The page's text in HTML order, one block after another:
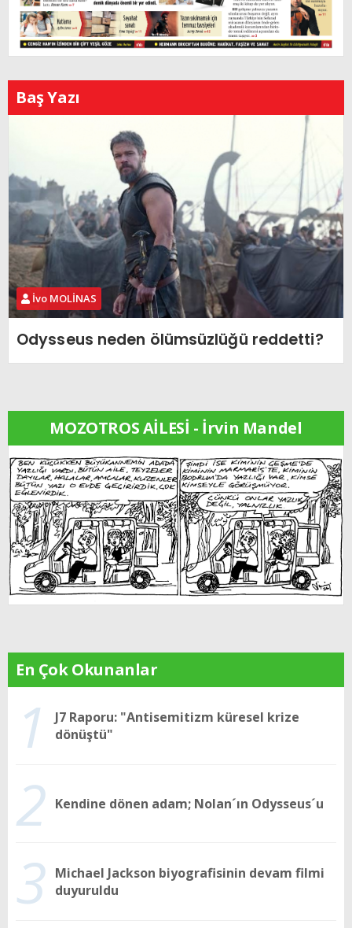
Baş Yazı
İvo MOLİNAS
Odysseus neden ölümsüzlüğü reddetti?
MOZOTROS AİLESİ - İrvin Mandel
En Çok Okunanlar
1
J7 Raporu: "Antisemitizm küresel krize
dönüştü"
2 Kendine dönen adam; Nolan´ın Odysseus´u
3 Michael Jackson biyografisinin devam filmi
duyuruldu